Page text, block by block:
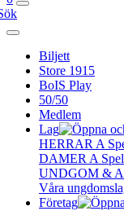
Biljett
Store 1915
BoIS Play
50/50
Medlem
Lag
HERRAR A
DAMER A
UNDGOM &
Våra
Företag